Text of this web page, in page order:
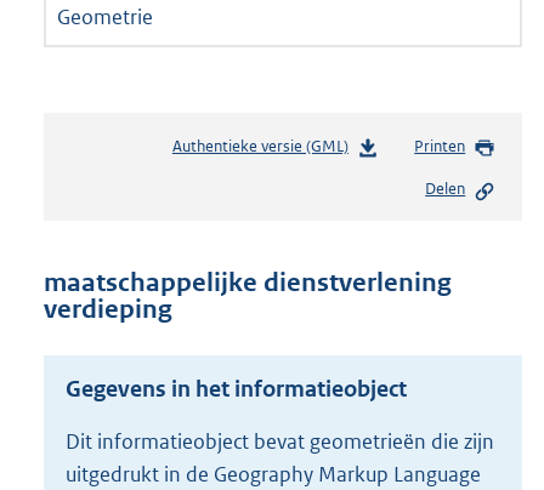
Geometrie
Authentieke versie (GML)b
n
o
t
t
Printen
Delen
maatschappelijke dienstverlening
verdieping
Gegevens in het informatieobject
Dit informatieobject bevat geometrieën die zijn
uitgedrukt in de Geography Markup Language